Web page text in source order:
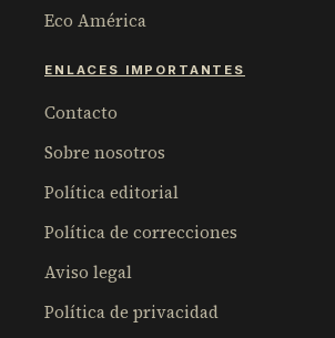
Eco América
ENLACES IMPORTANTES
Contacto
Sobre nosotros
Política editorial
Política de correcciones
Aviso legal
Política de privacidad